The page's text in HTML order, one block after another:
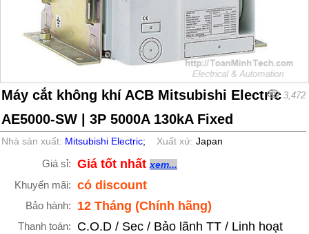
Máy cắt không khí ACB Mitsubishi Electric
AE5000-SW | 3P 5000A 130kA Fixed
3,472
Nhà sản xuất: Mitsubishi Electric; Xuất xứ:Japan
Giá sỉ: Giá tốt nhất xem...
Khuyến mãi: có discount
Bảo hành: 12 Tháng (Chính hãng)
Thanh toán: C.O.D / Sec / Bảo lãnh TT / Linh hoạt